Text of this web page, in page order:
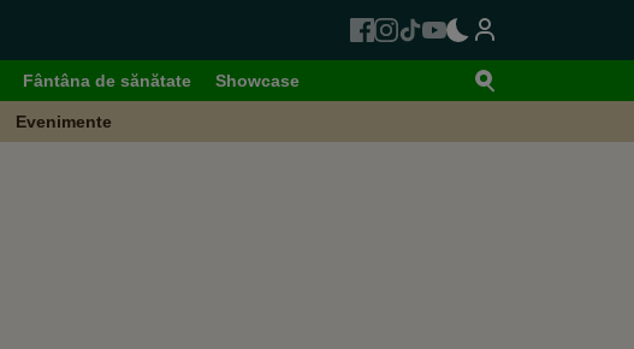
Fântâna de sănătate Showcase
Evenimente